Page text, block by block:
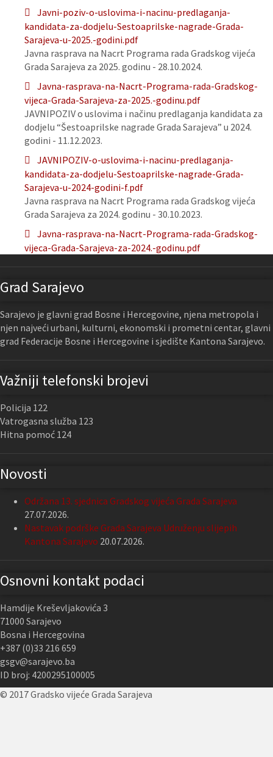
Javni-poziv-o-uslovima-i-nacinu-predlaganja-
kandidata-za-dodjelu-Sestoaprilske-nagrade-Grada-
Sarajeva-u-2025.-godini.pdf
Javna rasprava na Nacrt Programa rada Gradskog vijeća
Grada Sarajeva za 2025. godinu - 28.10.2024.
Javna-rasprava-na-Nacrt-Programa-rada-Gradskog-
vijeca-Grada-Sarajeva-za-2025.-godinu.pdf
JAVNIPOZIV o uslovima i načinu predlaganja kandidata za
dodjelu “Šestoaprilske nagrade Grada Sarajeva” u 2024.
godini - 11.12.2023.
JAVNIPOZIV-o-uslovima-i-nacinu-predlaganja-
kandidata-za-dodjelu-Sestoaprilske-nagrade-Grada-
Sarajeva-u-2024-godini-f.pdf
Javna rasprava na Nacrt Programa rada Gradskog vijeća
Grada Sarajeva za 2024. godinu - 30.10.2023.
Javna-rasprava-na-Nacrt-Programa-rada-Gradskog-
vijeca-Grada-Sarajeva-za-2024.-godinu.pdf
Grad Sarajevo
Sarajevo je glavni grad Bosne i Hercegovine, njena metropola i
njen najveći urbani, kulturni, ekonomski i prometni centar, glavni
grad Federacije Bosne i Hercegovine i sjedište Kantona Sarajevo.
Važniji telefonski brojevi
Policija 122
Vatrogasna služba 123
Hitna pomoć 124
Novosti
Održana 13. sjednica Gradskog vijeća Grada Sarajeva
27.07.2026.
Nastavak podrške Grada Sarajeva Udruženju slijepih
Kantona Sarajevo 20.07.2026.
Osnovni kontakt podaci
Hamdije Kreševljakovića 3
71000 Sarajevo
Bosna i Hercegovina
+387 (0)33 216 659
gsgv@sarajevo.ba
ID broj: 4200295100005
© 2017 Gradsko vijeće Grada Sarajeva